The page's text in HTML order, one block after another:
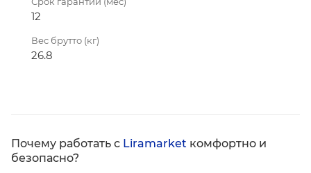
12
Вес брутто (кг)
26.8
Почему работать с Liramarket комфортно и
безопасно?